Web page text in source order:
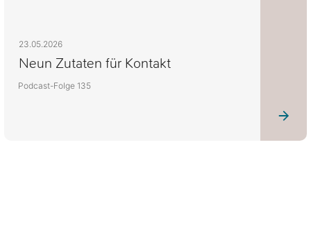
23.05.2026
Neun Zutaten für Kontakt
Podcast-Folge 135